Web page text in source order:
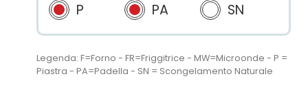
P
PA SN
Legenda: F=Forno - FR=Friggitrice - MW=Microonde - P =
Piastra - PA=Padella - SN = Scongelamento Naturale